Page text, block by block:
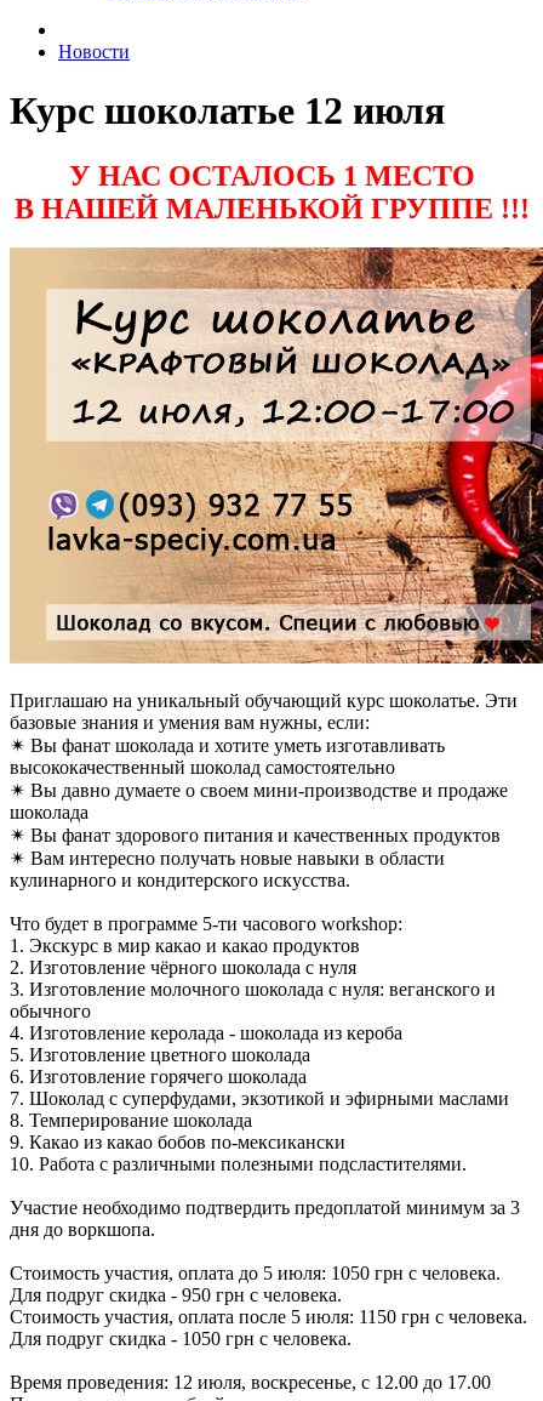
Новости
Курс шоколатье 12 июля
У НАС ОСТАЛОСЬ 1 МЕСТО
В НАШЕЙ МАЛЕНЬКОЙ ГРУППЕ !!!
Приглашаю на уникальный обучающий курс шоколатье. Эти
базовые знания и умения вам нужны, если:
✴ Вы фанат шоколада и хотите уметь изготавливать
высококачественный шоколад самостоятельно
✴ Вы давно думаете о своем мини-производстве и продаже
шоколада
✴ Вы фанат здорового питания и качественных продуктов
✴ Вам интересно получать новые навыки в области
кулинарного и кондитерского искусства.
Что будет в программе 5-ти часового workshop:
1. Экскурс в мир какао и какао продуктов
2. Изготовление чёрного шоколада с нуля
3. Изготовление молочного шоколада с нуля: веганского и
обычного
4. Изготовление керолада - шоколада из кероба
5. Изготовление цветного шоколада
6. Изготовление горячего шоколада
7. Шоколад с суперфудами, экзотикой и эфирными маслами
8. Темперирование шоколада
9. Какао из какао бобов по-мексикански
10. Работа с различными полезными подсластителями.
Участие необходимо подтвердить предоплатой минимум за 3
дня до воркшопа.
Стоимость участия, оплата до 5 июля: 1050 грн с человека.
Для подруг скидка - 950 грн с человека.
Стоимость участия, оплата после 5 июля: 1150 грн с человека.
Для подруг скидка - 1050 грн с человека.
Время проведения: 12 июля, воскресенье, с 12.00 до 17.00